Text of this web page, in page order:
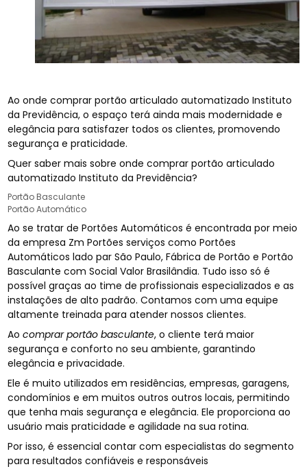
Ao onde comprar portão articulado automatizado Instituto
da Previdência, o espaço terá ainda mais modernidade e
elegância para satisfazer todos os clientes, promovendo
segurança e praticidade.
Quer saber mais sobre onde comprar portão articulado
automatizado Instituto da Previdência?
Portão Basculante
Portão Automático
Ao se tratar de Portões Automáticos é encontrada por meio
da empresa Zm Portões serviços como Portões
Automáticos lado par São Paulo, Fábrica de Portão e Portão
Basculante com Social Valor Brasilândia. Tudo isso só é
possível graças ao time de profissionais especializados e as
instalações de alto padrão. Contamos com uma equipe
altamente treinada para atender nossos clientes.
Aocomprar portão basculante, o cliente terá maior
segurança e conforto no seu ambiente, garantindo
elegância e privacidade.
Ele é muito utilizados em residências, empresas, garagens,
condomínios e em muitos outros outros locais, permitindo
que tenha mais segurança e elegância. Ele proporciona ao
usuário mais praticidade e agilidade na sua rotina.
Por isso, é essencial contar com especialistas do segmento
para resultados confiáveis e responsáveis